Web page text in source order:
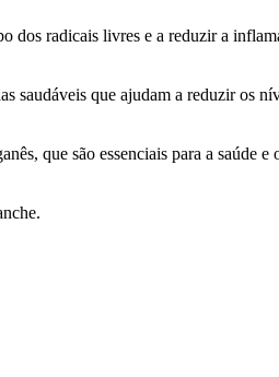
dos radicais livres e a reduzir a
saudáveis que ajudam a reduzir os
que são essenciais para a saúde e